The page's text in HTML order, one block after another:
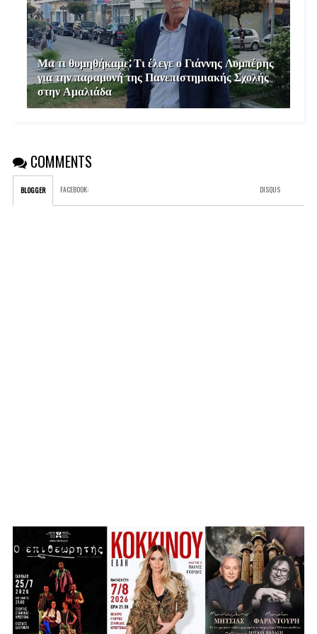
Μα τι θυμηθήκαμε; Τι έλεγε ο Γιάννης Λυμπέρης
για την παραμονή της Πανεπιστημιακής Σχολής
στην Αμαλιάδα
COMMENTS
BLOGGER FACEBOOK: DISQUS